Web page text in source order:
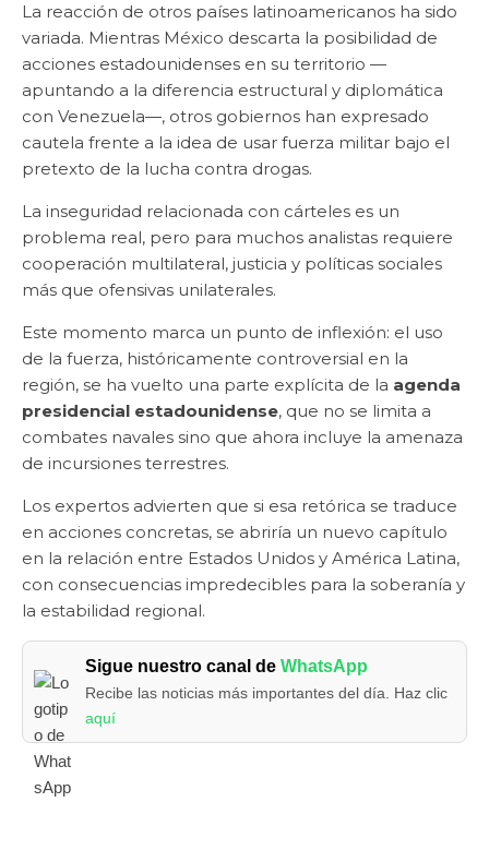
La reacción de otros países latinoamericanos ha sido
variada. Mientras México descarta la posibilidad de
acciones estadounidenses en su territorio —
apuntando a la diferencia estructural y diplomática
con Venezuela—, otros gobiernos han expresado
cautela frente a la idea de usar fuerza militar bajo el
pretexto de la lucha contra drogas.
La inseguridad relacionada con cárteles es un
problema real, pero para muchos analistas requiere
cooperación multilateral, justicia y políticas sociales
más que ofensivas unilaterales.
Este momento marca un punto de inflexión: el uso
de la fuerza, históricamente controversial en la
región, se ha vuelto una parte explícita de la agenda
presidencial estadounidense, que no se limita a
combates navales sino que ahora incluye la amenaza
de incursiones terrestres.
Los expertos advierten que si esa retórica se traduce
en acciones concretas, se abriría un nuevo capítulo
en la relación entre Estados Unidos y América Latina,
con consecuencias impredecibles para la soberanía y
la estabilidad regional.
Sigue nuestro canal deWhatsApp
Recibe las noticias más importantes del día. Haz clic
aquí